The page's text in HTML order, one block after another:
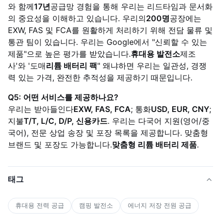
와 함께17년공급망 경험을 통해 우리는 리드타임과 문서화
의 중요성을 이해하고 있습니다. 우리의200명공장에는
EXW, FAS 및 FCA를 원활하게 처리하기 위해 전담 물류 및
통관 팀이 있습니다. 우리는 Google에서 "신뢰할 수 있는
제품"으로 높은 평가를 받았습니다.휴대용 발전소제조
사'와 '도매리튬 배터리 팩" 왜냐하면 우리는 일관성, 경쟁
력 있는 가격, 완전한 추적성을 제공하기 때문입니다.
Q5: 어떤 서비스를 제공하나요?
우리는 받아들인다EXW, FAS, FCA; 통화USD, EUR, CNY;
지불T/T, L/C, D/P, 신용카드. 우리는 다국어 지원(영어/중
국어), 전문 상업 송장 및 포장 목록을 제공합니다. 맞춤형
브랜드 및 포장도 가능합니다.맞춤형 리튬 배터리 제품.
태그
휴대용 전력 공급 캠핑 발전소 에너지 저장 전원 공급